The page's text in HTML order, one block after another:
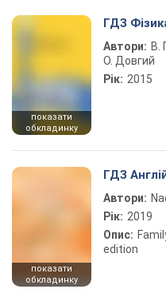
показати
обкладинку
ГДЗ
Автори: В.
О. Довгий
Рік: 2015
показати
обкладинку
ГДЗ
Автори:
Рік: 2019
Опис:
edition